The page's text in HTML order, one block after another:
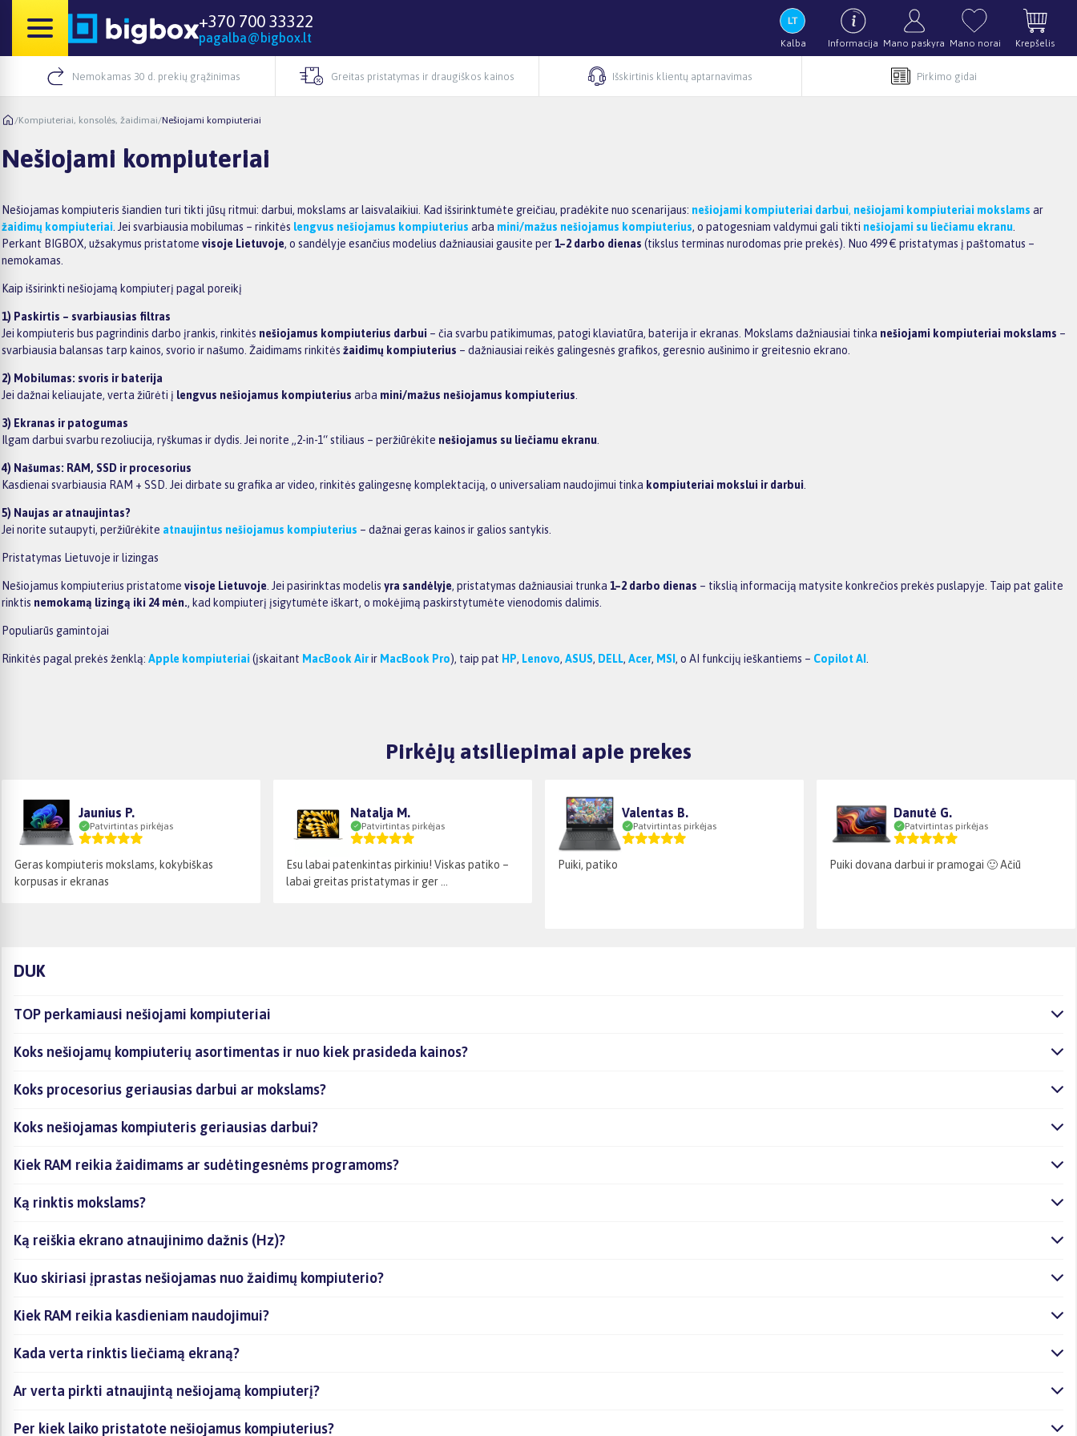
+370 700 33322
pagalba@bigbox.lt Kalba Informacija Mano paskyra Mano norai Krepšelis
Nemokamas 30 d. prekių grąžinimas Greitas pristatymas ir draugiškos kainos Išskirtinis klientų aptarnavimas Pirkimo gidai
/Kompiuteriai, konsolės, žaidimai/Nešiojami kompiuteriai
Nešiojami kompiuteriai
Nešiojamas kompiuteris šiandien turi tikti jūsų ritmui: darbui, mokslams ar laisvalaikiui. Kad išsirinktumėte greičiau, pradėkite nuo scenarijaus: nešiojami kompiuteriai darbui, nešiojami kompiuteriai mokslams ar
žaidimų kompiuteriai . Jei svarbiausia mobilumas – rinkitės lengvus nešiojamus kompiuterius arba mini/mažus nešiojamus kompiuterius, o patogesniam valdymui gali tikti nešiojami su liečiamu ekranu
Perkant BIGBOX, užsakymus pristatome visoje Lietuvoje, o sandėlyje esančius modelius dažniausiai gausite per1–2 darbo dienas (tikslus terminas nurodomas prie prekės). Nuo 499 € pristatymas į paštomatus –
nemokamas.
Kaip išsirinkti nešiojamą kompiuterį pagal poreikį
1) Paskirtis – svarbiausias filtras
Jei kompiuteris bus pagrindinis darbo įrankis, rinkitės nešiojamus kompiuterius darbui – čia svarbu patikimumas, patogi klaviatūra, baterija ir ekranas. Mokslams dažniausiai tinka nešiojami kompiuteriai mokslams –
svarbiausia balansas tarp kainos, svorio ir našumo. Žaidimams rinkitės žaidimų kompiuterius – dažniausiai reikės galingesnės grafikos, geresnio aušinimo ir greitesnio ekrano.
2) Mobilumas: svoris ir baterija
Jei dažnai keliaujate, verta žiūrėti į lengvus nešiojamus kompiuterius arba mini/mažus nešiojamus kompiuterius
3) Ekranas ir patogumas
Ilgam darbui svarbu rezoliucija, ryškumas ir dydis. Jei norite „2-in-1“ stiliaus – peržiūrėkite nešiojamus su liečiamu ekranu
4) Našumas: RAM, SSD ir procesorius
Kasdienai svarbiausia RAM + SSD. Jei dirbate su grafika ar video, rinkitės galingesnę komplektaciją, o universaliam naudojimui tinka kompiuteriai mokslui ir darbui
5) Naujas ar atnaujintas?
Jei norite sutaupyti, peržiūrėkite atnaujintus nešiojamus kompiuterius – dažnai geras kainos ir galios santykis.
Pristatymas Lietuvoje ir lizingas
Nešiojamus kompiuterius pristatome visoje Lietuvoje . Jei pasirinktas modelis yra sandėlyje, pristatymas dažniausiai trunka 1–2 darbo dienas – tikslią informaciją matysite konkrečios prekės puslapyje. Taip pat galite
rinktis nemokamą lizingą iki 24 mėn., kad kompiuterį įsigytumėte iškart, o mokėjimą paskirstytumėte vienodomis dalimis.
Populiarūs gamintojai
Rinkitės pagal prekės ženklą: Apple kompiuteriai(įskaitant MacBook Airir MacBook Pro), taip pat HP, Lenovo, ASUS, DELL, Acer, MSI, o AI funkcijų ieškantiems – Copilot AI
Pirkėjų atsiliepimai apie prekes
Jaunius P.
Patvirtintas pirkėjas
Geras kompiuteris mokslams, kokybiškas
korpusas ir ekranas
Natalja M.
Patvirtintas pirkėjas
Esu labai patenkintas pirkiniu! Viskas patiko –
labai greitas pristatymas ir ger ...
Valentas B.
Patvirtintas pirkėjas
Puiki, patiko
Danutė G.
Patvirtintas pirkėjas
Puiki dovana darbui ir pramogai 🙂 Ačiū
DUK
TOP perkamiausi nešiojami kompiuteriai
Koks nešiojamų kompiuterių asortimentas ir nuo kiek prasideda kainos?
Koks procesorius geriausias darbui ar mokslams?
Koks nešiojamas kompiuteris geriausias darbui?
Kiek RAM reikia žaidimams ar sudėtingesnėms programoms?
Ką rinktis mokslams?
Ką reiškia ekrano atnaujinimo dažnis (Hz)?
Kuo skiriasi įprastas nešiojamas nuo žaidimų kompiuterio?
Kiek RAM reikia kasdieniam naudojimui?
Kada verta rinktis liečiamą ekraną?
Ar verta pirkti atnaujintą nešiojamą kompiuterį?
Per kiek laiko pristatote nešiojamus kompiuterius?